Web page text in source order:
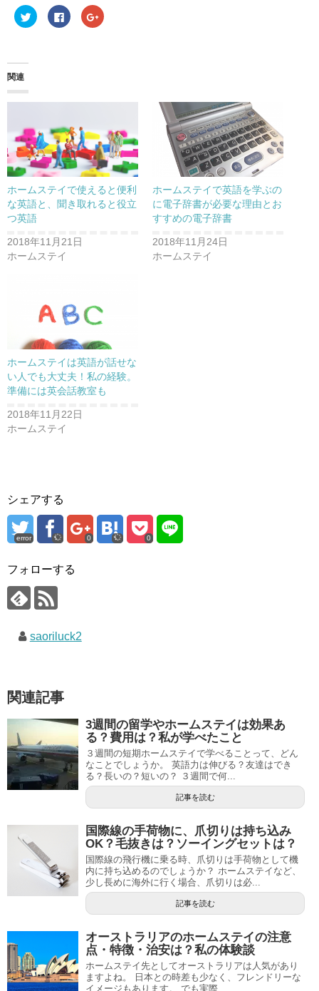
ク
リ
t
で
共
有
(
新
し
い
ウ
ィ
ン
ド
ウ
開
き
ま
す
F
a
有
に
は
ク
リ
ッ
ク
し
て
く
だ
さ
新
し
で
開
き
す
)
ク
リ
l
共
有
(
新
し
い
ウ
ィ
ン
ド
関連
ホームステイで使えると便利
な英語と、聞き取れると役立
つ英語
2018年11月21日
ホームステイ
ホームステイで英語を学ぶの
に電子辞書が必要な理由とお
すすめの電子辞書
2018年11月24日
ホームステイ
ホームステイは英語が話せな
い人でも大丈夫！私の経験。
準備には英会話教室も
2018年11月22日
ホームステイ
シェアする
error 0 0
フォローする
saoriluck2
関連記事
3週間の留学やホームステイは効果あ
る？費用は？私が学べたこと
３週間の短期ホームステイで学べることって、どん
なことでしょうか。 英語力は伸びる？友達はでき
る？長いの？短いの？ ３週間で何...
記事を読む
国際線の手荷物に、爪切りは持ち込み
OK？毛抜きは？ソーイングセットは？
国際線の飛行機に乗る時、爪切りは手荷物として機
内に持ち込めるのでしょうか？ ホームステイなど、
少し長めに海外に行く場合、爪切りは必...
記事を読む
オーストラリアのホームステイの注意
点・特徴・治安は？私の体験談
ホームステイ先としてオーストラリアは人気があり
ますよね。 日本との時差も少なく、フレンドリーな
イメージもあります。 でも実際...